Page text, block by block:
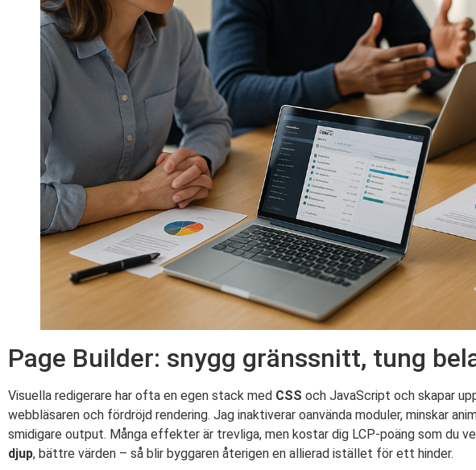
Page Builder: snygg gränssnitt, tung
Visuella redigerare har ofta en egen stack med CSS och JavaScript och skapar
webbläsaren och fördröjd rendering. Jag inaktiverar oanvända moduler, minskar
smidigare output. Många effekter är trevliga, men kostar dig LCP-poäng som du
djup, bättre värden – så blir byggaren återigen en allierad istället för ett hinder.